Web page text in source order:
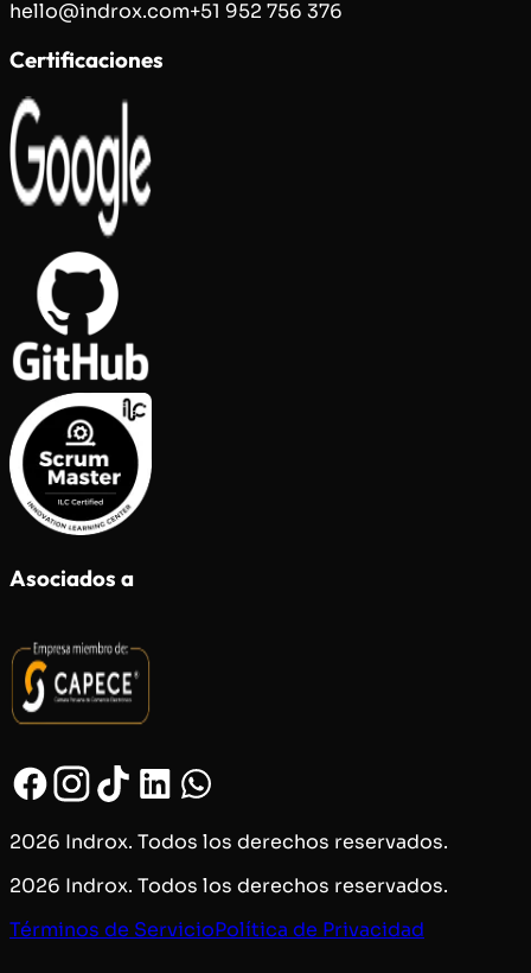
hello@indrox.com+51 952 756 376
Certificaciones
Asociados a
2026 Indrox. Todos los derechos reservados.
2026 Indrox. Todos los derechos reservados.
Términos de ServicioPolítica de Privacidad